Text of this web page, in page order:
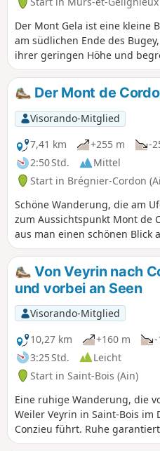
Der Mont Gela ist eine kleine
am südlichen Ende des
ihrer geringen Höhe und
Ausdehnung eine Vielzahl
bietet. Die vorgeschlagene
Rundwanderung führt zu den
wichtigsten
bemüht sich, die
seines Kalksteingrats zu
ist zu jeder Jahreszeit
jedoch einen guten
da einige vergessene
Gelände kaum markiert sind
Vegetation manchmal den
versperrt.
Der Mont de
Visorando-Mitglied
7,41 km
+255 m
-
2:50 Std.
Mittel
Start in Brégnier-Cordon
Schöne Wanderung, die am
zum Aussichtspunkt Mont de
aus man einen schönen Blick
Izieu hat. Während des
schönen privaten Schloss
kann man drei Höhlen
bewohnt waren: die Grotte de
namenlose Höhle und die
Von Veyrin nach
und vorbei an Seen
Visorando-Mitglied
10,27 km
+160 m
-
3:25 Std.
Leicht
Start in Saint-Bois (Ain)
Eine ruhige Wanderung, die
Weiler Veyrin in Saint-Bois im
Conzieu führt. Ruhe
begehbare Wege.